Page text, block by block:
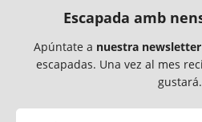
Escapada amb
Apúntate a nuestra newsletter
escapadas. Una vez al mes
gustará.